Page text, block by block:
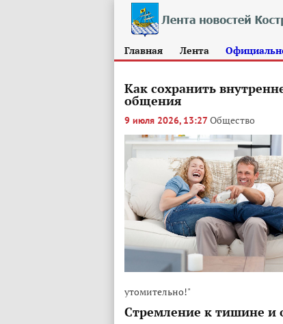
Главная Лента
Как сохранить
общения
9 июля 2026, 13:27Общество
утомительно!"
Стремление к тишине и